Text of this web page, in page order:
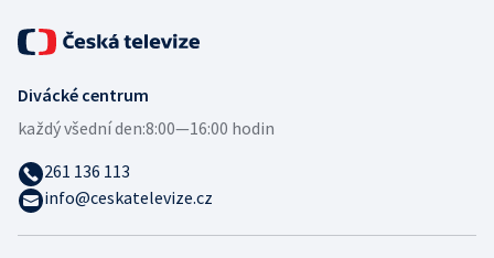
Divácké centrum
každý všední den:8:00—16:00 hodin
261 136 113
info@ceskatelevize.cz